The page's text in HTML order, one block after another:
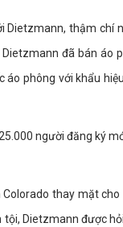
thậm chí
đã bán áo
phông với khẩu
người đăng ký
thay mặt
Dietzmann được